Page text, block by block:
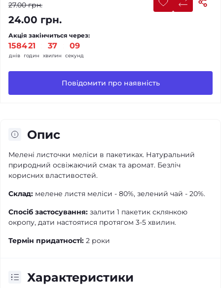
27.00 грн.
24.00 грн.
Акція закінчиться через:
1584
днів
21
годин
37
хвилин
09
секунд
Повідомити про наявність
Опис
Мелені листочки меліси в пакетиках. Натуральний
природний освіжаючий смак та аромат. Безліч
корисних властивостей.
Склад: мелене листя меліси - 80%, зелений чай - 20%.
Спосіб застосування: залити 1 пакетик склянкою
окропу, дати настоятися протягом 3-5 хвилин.
Термін придатності: 2 роки
Характеристики